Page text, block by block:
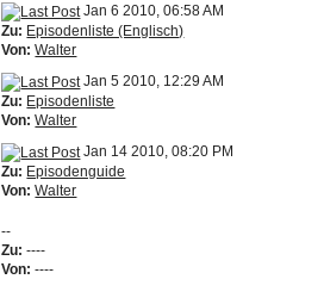
Jan 6 2010, 06:58 AM
Zu: Episodenliste (Englisch)
Von: Walter
Jan 5 2010, 12:29 AM
Zu: Episodenliste
Von: Walter
Jan 14 2010, 08:20 PM
Zu: Episodenguide
Von: Walter
--
Zu: ----
Von: ----